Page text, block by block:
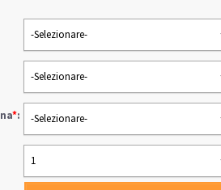
-Selezionare-
-Selezionare-
*: -Selezionare-
1